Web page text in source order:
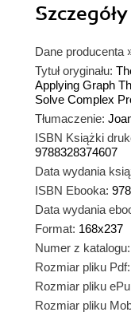
Szczegóły
Dane producenta
Tytuł oryginału:
Applying Graph
Solve Complex
Tłumaczenie:
ISBN Książki
9788328374607
Data wydania
ISBN Ebooka:
Data wydania
Format: 168x237
Numer z katalogu:
Rozmiar pliku Pdf:
Rozmiar pliku
Rozmiar pliku